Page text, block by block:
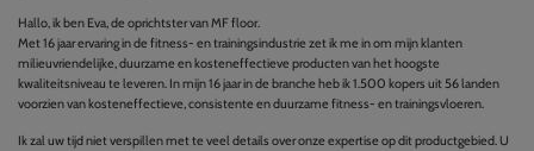
Hallo, ik ben Eva, de oprichtster van MF floor.
Met 16 jaar ervaring in de fitness- en trainingsindustrie zet ik me in om mijn klanten
milieuvriendelijke, duurzame en kosteneffectieve producten van het hoogste
kwaliteitsniveau te leveren. In mijn 16 jaar in de branche heb ik 1.500 kopers uit 56 landen
voorzien van kosteneffectieve, consistente en duurzame fitness- en trainingsvloeren.
Ik zal uw tijd niet verspillen met te veel details over onze expertise op dit productgebied. U